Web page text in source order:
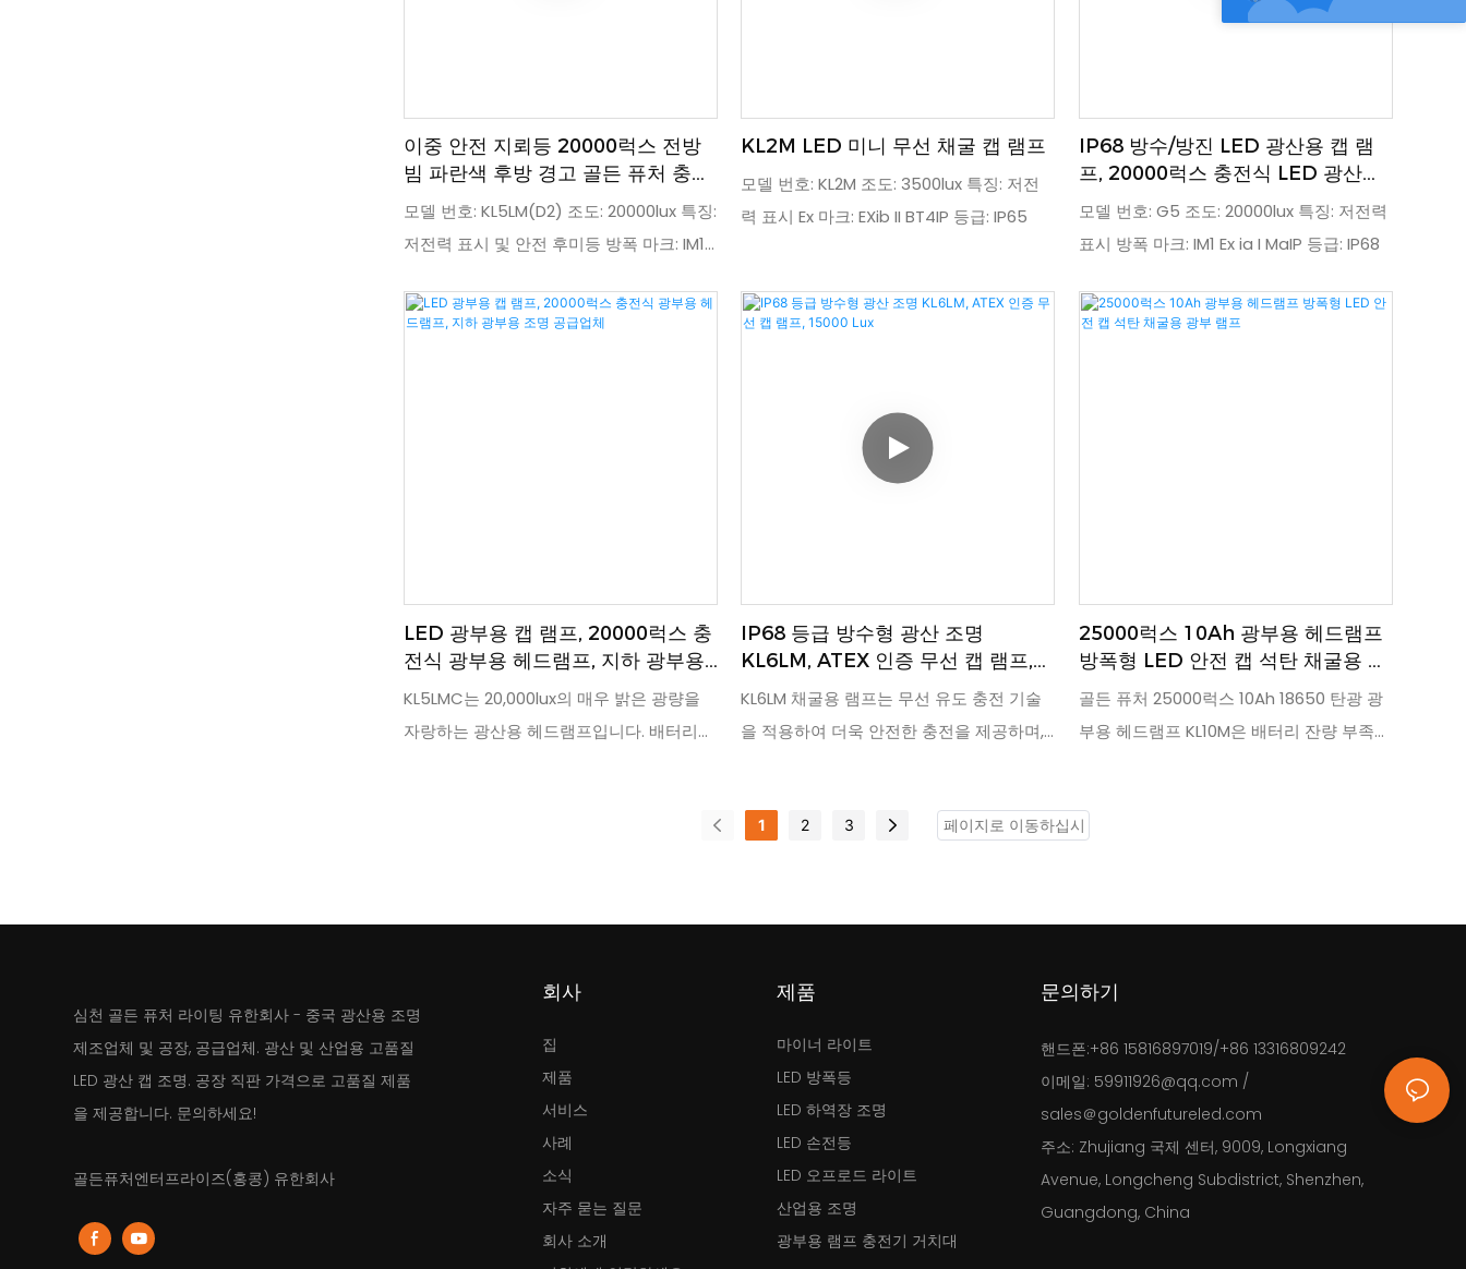
이중 안전 지뢰등 20000럭스 전방
빔 파란색 후방 경고 골든 퓨처 충전
식 LED 캡 램프
모델 번호: KL5LM(D2) 조도: 20000lux 특징:
저전력 표시 및 안전 후미등 방폭 마크: IM1
KL2M LED 미니 무선 채굴 캡 램프
모델 번호: KL2M 조도: 3500lux 특징: 저전
력 표시 Ex 마크: EXib II BT4IP 등급: IP65
IP68 방수/방진 LED 광산용 캡 램
프, 20000럭스 충전식 LED 광산용
캡 조명
모델 번호: G5 조도: 20000lux 특징: 저전력
표시 방폭 마크: IM1 Ex ia I MaIP 등급: IP68
LED 광부용 캡 램프, 20000럭스 충
전식 광부용 헤드램프, 지하 광부용
조명 공급업체
KL5LMC는 20,000lux의 매우 밝은 광량을
자랑하는 광산용 헤드램프입니다. 배터리
통해 8시간 이내에 완충됩니다. 모델 번호:
시, 방진/방수 등급: IM1, IP68
IP68 등급 방수형 광산 조명
KL6LM, ATEX 인증 무선 캡 램프,
15000 Lux
KL6LM 채굴용 램프는 무선 유도 충전 기술
을 적용하여 더욱 안전한 충전을 제공하며,
짜, 시간, 배터리 잔량을 확인할 수 있습니다.
방진/방수 마크: IMI Exia I Ma EN60079-
25000럭스 10Ah 광부용 헤드램프
방폭형 LED 안전 캡 석탄 채굴용 광
부 램프
골든 퓨처 25000럭스 10Ah 18650 탄광 광
부용 헤드램프 KL10M은 배터리 잔량 부족
니다. 10000mAh 충전식 리튬 이온 배터리
MCU 제어 충전 시스템을 탑재했습니다. 모
량: 10Ah, 기능: 저전력 표시, 안전 등급: IP68
1 2 3
심천 골든 퓨처 라이팅 유한회사 - 중국 광산용 조명
제조업체 및 공장, 공급업체. 광산 및 산업용 고품질
LED 광산 캡 조명. 공장 직판 가격으로 고품질 제품
을 제공합니다. 문의하세요!
골든퓨처엔터프라이즈(홍콩) 유한회사
회사
집
제품
서비스
사례
소식
자주 묻는 질문
회사 소개
제품
마이너 라이트
LED 방폭등
LED 하역장 조명
LED 손전등
LED 오프로드 라이트
산업용 조명
광부용 램프 충전기 거치대
문의하기
핸드폰:+86 15816897019/+86 13316809242
이메일: 59911926@qq.com /
sales＠goldenfutureled.com
주소: Zhujiang 국제 센터, 9009, Longxiang
Avenue, Longcheng Subdistrict, Shenzhen,
Guangdong, China